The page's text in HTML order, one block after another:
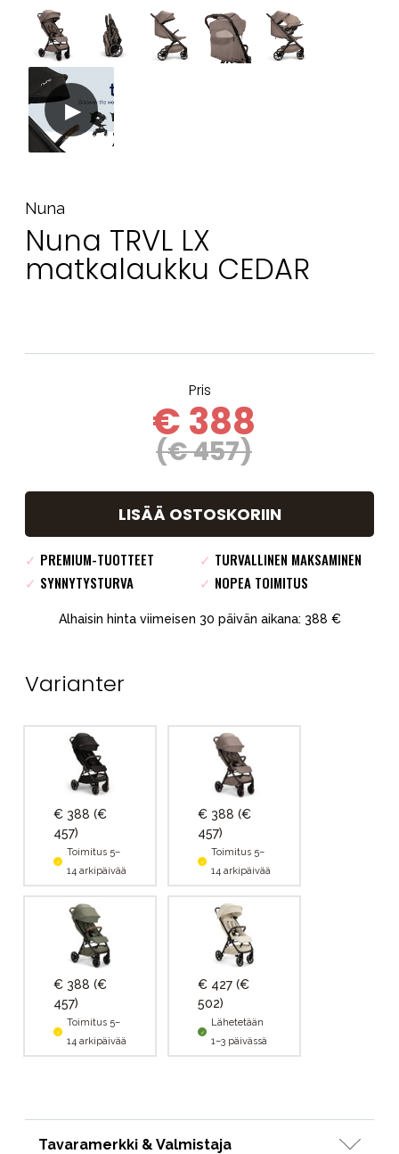
Nuna
Nuna TRVL LX
matkalaukku CEDAR
Pris
€ 388
(€ 457)
LISÄÄ OSTOSKORIIN
✓ PREMIUM-TUOTTEET ✓ TURVALLINEN MAKSAMINEN
✓ SYNNYTYSTURVA ✓ NOPEA TOIMITUS
Alhaisin hinta viimeisen 30 päivän aikana: 388 €
Varianter
€ 388 (€
457)
Toimitus 5–
14 arkipäivää
€ 388 (€
457)
Toimitus 5–
14 arkipäivää
€ 388 (€
457)
Toimitus 5–
14 arkipäivää
€ 427 (€
502)
Lähetetään
1–3 päivässä
Tavaramerkki & Valmistaja
Aurinko ja uinti Outlet
Opas
Ota meihin yhteyttä osoitteessa